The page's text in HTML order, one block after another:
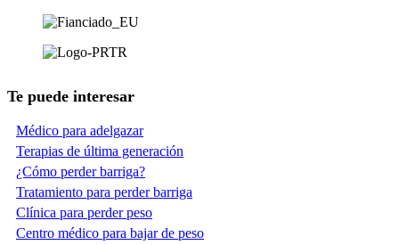
Te puede interesar
Médico para adelgazar
Terapias de última generación
¿Cómo perder barriga?
Tratamiento para perder barriga
Clínica para perder peso
Centro médico para bajar de peso